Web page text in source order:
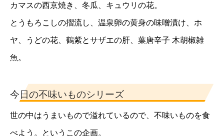
カマスの西京焼き、冬瓜、キュウリの花。
とうもろこしの摺流し、温泉卵の黄身の味噌漬け、ホ
ヤ、うどの花、鶴紫とサザエの肝、葉唐辛子 木胡椒雑
魚。
今日の不味いものシリーズ
世の中はうまいもので溢れているので、不味いものを食
べよう。というこの企画。